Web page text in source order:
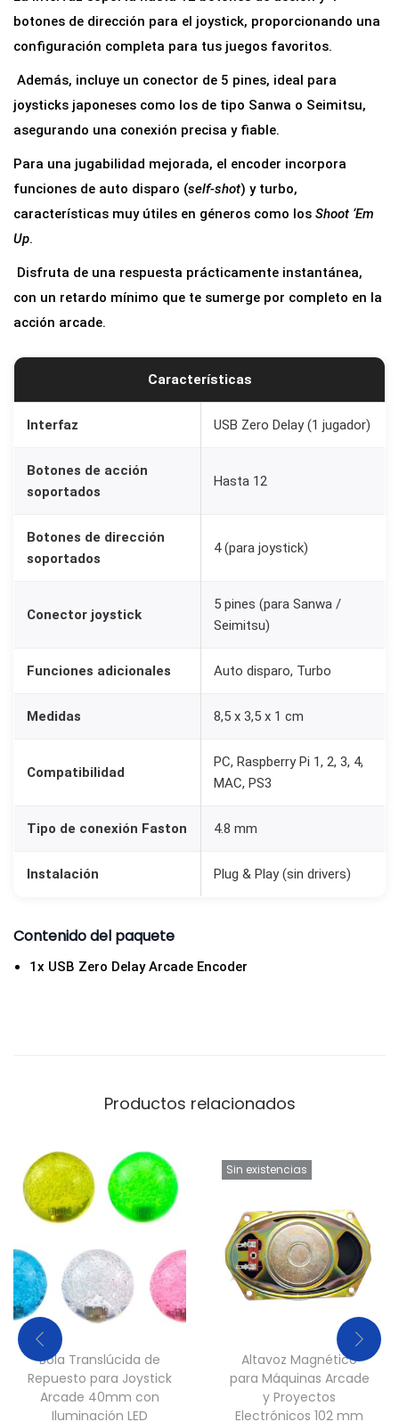
botones de dirección para el joystick, proporcionando una
configuración completa para tus juegos favoritos.
Además, incluye un conector de 5 pines, ideal para
joysticks japoneses como los de tipo Sanwa o Seimitsu,
asegurando una conexión precisa y fiable.
Para una jugabilidad mejorada, el encoder incorpora
funciones de auto disparo (self-shot) y turbo,
características muy útiles en géneros como los Shoot ‘Em
Up.
Disfruta de una respuesta prácticamente instantánea,
con un retardo mínimo que te sumerge por completo en la
acción arcade.
Características
Interfaz USB Zero Delay (1 jugador)
Botones de acción
soportados
Hasta 12
Botones de dirección
soportados
4 (para joystick)
Conector joystick
5 pines (para Sanwa /
Seimitsu)
Funciones adicionales Auto disparo, Turbo
Medidas 8,5 x 3,5 x 1 cm
Compatibilidad
PC, Raspberry Pi 1, 2, 3, 4,
MAC, PS3
Tipo de conexión Faston 4.8 mm
Instalación Plug & Play (sin drivers)
Contenido del paquete
1x USB Zero Delay Arcade Encoder
Productos relacionados
Bola Translúcida de
Repuesto para Joystick
Arcade 40mm con
Iluminación LED
Sin existencias
Altavoz Magnético
para Máquinas Arcade
y Proyectos
Electrónicos 102 mm